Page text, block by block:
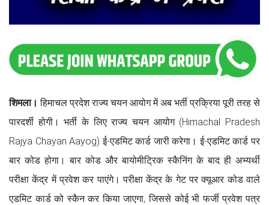
शिमला। हिमाचल प्रदेश राज्य चयन आयोग में अब भर्ती प्रक्रिया पूरी तरह से
पारदर्शी होगी। भर्ती के लिए राज्य चयन आयोग (Himachal Pradesh
Rajya Chayan Aayog) ई-एडमिट कार्ड जारी करेगा। ई-एडमिट कार्ड पर
बार कोड होगा। बार कोड और बायोमीट्रिक स्कैनिंग के बाद ही अभ्यर्थी
परीक्षा केंद्र में प्रवेश कर पाएंगे। परीक्षा केंद्र के गेट पर क्यूआर कोड वाले
एडमिट कार्ड को स्कैन कर किया जाएगा, जिससे कोई भी फर्जी प्रवेश पत्र